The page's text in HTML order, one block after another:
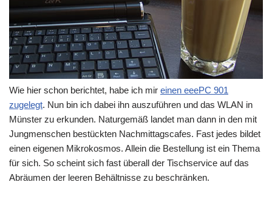
Wie hier schon berichtet, habe ich mir einen eeePC 901
zugelegt. Nun bin ich dabei ihn auszuführen und das WLAN in
Münster zu erkunden. Naturgemäß landet man dann in den mit
Jungmenschen bestückten Nachmittagscafes. Fast jedes bildet
einen eigenen Mikrokosmos. Allein die Bestellung ist ein Thema
für sich. So scheint sich fast überall der Tischservice auf das
Abräumen der leeren Behältnisse zu beschränken.